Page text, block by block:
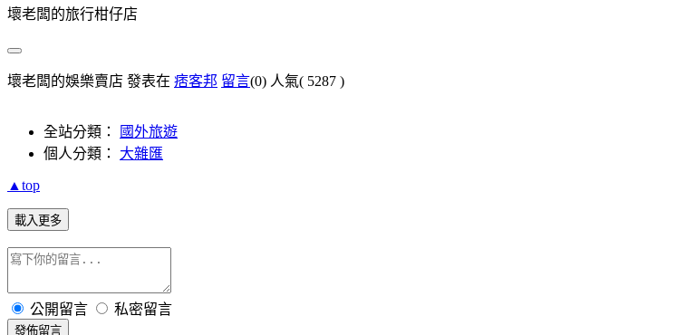
壞老闆的旅行柑仔店
壞老闆的娛樂賣店 發表在 痞客邦 留言(0) 人氣( 5287 )
全站分類：
國外旅遊
個人分類： 大雜匯
▲top
載入更多
公開留言 私密留言
發佈留言